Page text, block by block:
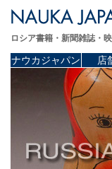
ロシア書籍・新聞雑誌・
ナウカジャパン 店